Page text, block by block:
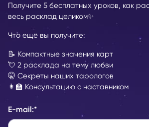
Получите 5 бесплатных уроков, как
весь расклад целиком✨
Что ещё вы получите:
📝 Компактные значения карт
💘 2 расклада на тему любви
🤫 Секреты наших тарологов
👩‍🏫 Консультацию с наставником
E-mail:*